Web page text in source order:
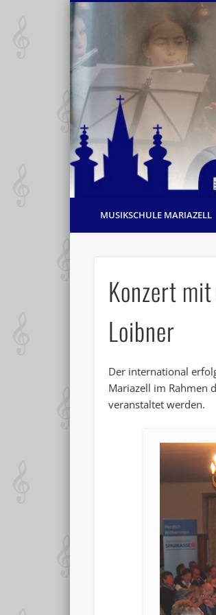
MUSIKSCHULE MARIAZELL
Konzert
Loibner
Der international
Mariazell im Rahmen
veranstaltet werden.